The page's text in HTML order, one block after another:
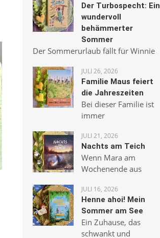
Der Turbospecht: Ein
wundervoll
behämmerter
Sommer
Der Sommerurlaub fällt für Winnie
JULI 26, 2026
Familie Maus feiert
die Jahreszeiten
Bei dieser Familie ist
immer
JULI 21, 2026
Nachts am Teich
Wenn Mara am
Wochenende aus
JULI 16, 2026
Henne ahoi! Mein
Sommer am See
Ein Zuhause, das
schwankt und